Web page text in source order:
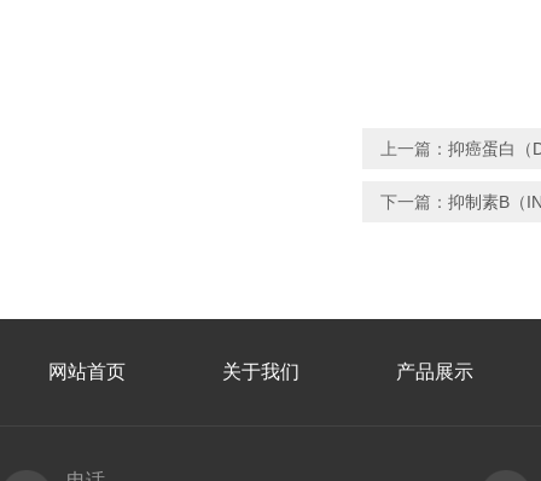
上一篇： 抑癌蛋白（
下一篇： 抑制素B（
网站首页 关于我们 产品展示